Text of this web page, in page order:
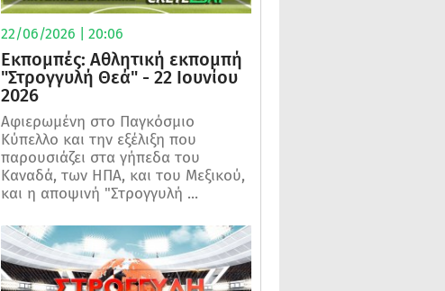
22/06/2026 | 20:06
Εκπομπές: Αθλητική εκπομπή
"Στρογγυλή Θεά" - 22 Ιουνίου
2026
Αφιερωμένη στο Παγκόσμιο
Κύπελλο και την εξέλιξη που
παρουσιάζει στα γήπεδα του
Καναδά, των ΗΠΑ, και του Μεξικού,
και η αποψινή "Στρογγυλή ...